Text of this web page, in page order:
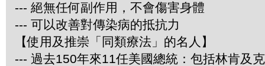
--- 絕無任何副作用，不會傷害身體
--- 可以改善對傳染病的抵抗力
【使用及推崇「同類療法」的名人】
--- 過去150年來11任美國總統：包括林肯及